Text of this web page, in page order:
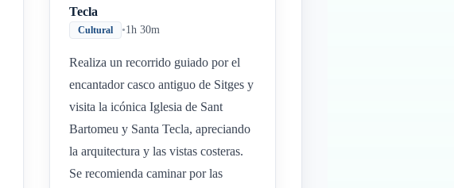
Tecla
Cultural •1h 30m
Realiza un recorrido guiado por el
encantador casco antiguo de Sitges y
visita la icónica Iglesia de Sant
Bartomeu y Santa Tecla, apreciando
la arquitectura y las vistas costeras.
Se recomienda caminar por las